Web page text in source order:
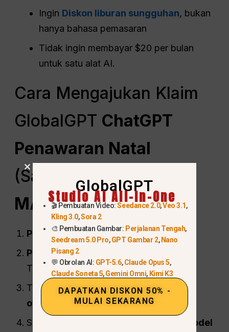
Ingin Diskon liburan sungguhan, bukan
hanya bahasa pemasaran
Tidak ingin membayar $20 per bulan
untuk satu alat AI.
Cara Mengajukan Klaim
GlobalGPT ChatGPT
Penawaran Natal
(Sampai dengan52%
MATI)
Pergi keglbgpt.com
Pilih paket langganan
Tanpa Batas
The
Diskon Natal diterapkan secara
otomatis.
→hingga 52% MATI
Segera dapatkan akses ke
model
GlobalGPT
Studio AI All-In-One
🎬 Pembuatan Video:Seedance 2.0,Veo 3.1,
Kling 3.0,Sora 2
🎨 Pembuatan Gambar: Perjalanan Tengah,
Seedream 5.0 Pro,GPT Gambar 2,Nano
Pisang 2
💬 Obrolan AI: GPT-5.6,Claude Opus 5,
Claude Soneta 5,Gemini Omni, Kimi K3
DAPATKAN DISKON 50% -
MULAI SEKARANG